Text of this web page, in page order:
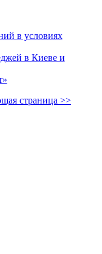
в условиях
в Киеве и
страница >>